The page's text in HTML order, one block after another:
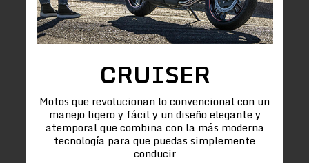
CRUISER
Motos que revolucionan lo convencional con un
manejo ligero y fácil y un diseño elegante y
atemporal que combina con la más moderna
tecnología para que puedas simplemente
conducir